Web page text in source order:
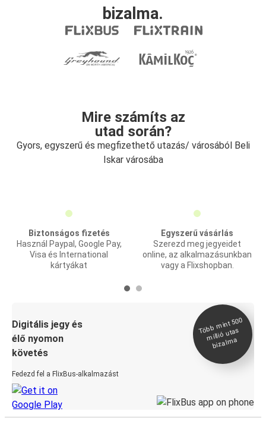
bizalma.
Mire számíts az
utad során?
Gyors, egyszerű és megfizethető utazás/ városából Beli
Iskar városába
Biztonságos fizetés
Használ Paypal, Google Pay,
Visa és International
kártyákat
Egyszerű vásárlás
Szerezd meg jegyeidet
online, az alkalmazásunkban
vagy a Flixshopban.
Digitális jegy és
élő nyomon
követés
Fedezd fel a FlixBus-alkalmazást
Több
mint 500
millió utas
bizal
ma